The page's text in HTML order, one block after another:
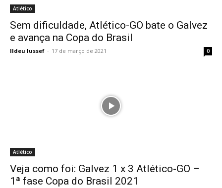
Atlético
Sem dificuldade, Atlético-GO bate o Galvez
e avança na Copa do Brasil
Ildeu Iussef - 17 de março de 2021 0
Atlético
Veja como foi: Galvez 1 x 3 Atlético-GO –
1ª fase Copa do Brasil 2021